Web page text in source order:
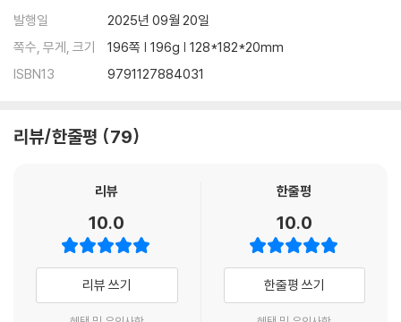
발행일
2025년 09월 20일
쪽수, 무게, 크기
196쪽 | 196g | 128*182*20mm
ISBN13
9791127884031
리뷰/한줄평 79
리뷰
10.0
리뷰 쓰기
한줄평
10.0
한줄평 쓰기